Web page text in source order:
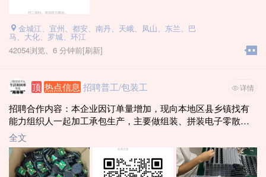
5. 无一次性扣12分违章
6. 新车车价6万以上
7. 不要出租车和网约车 (滴滴一年以上没跑过的也可以)
能做的加微信（每天需要30辆）
金城江、宜州、都安、南丹、天峨、凤山、东兰、巴
马、大化、罗城、环江
42054浏览、 6 分钟前[刷新]
顶 热点信息 招聘普工/包装工 详情
招聘合作内容：本企业因订单量增加，现向本地区县乡镇找有
能力组织人一起加工承包生产，主要做组装、拼装电子零散
件，个人或带队均可做；个人一天180到300元左右，带队月入3
万以上，合作有送货上门，做好上门回收！所有运输企业负
责！联系电话：181～7157–6757李经理，有意向可直接来企业
实地洽谈
全文